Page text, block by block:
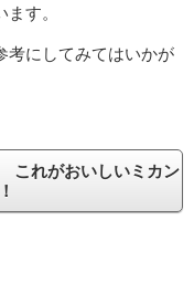
す。
にしてみてはいかが
これがおいしいミカン